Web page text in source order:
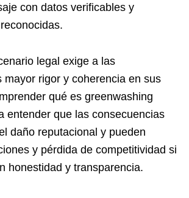
con datos verificables y
legal exige a las
mayor rigor y coherencia en sus
qué es greenwashing
entender que las consecuencias
daño reputacional y pueden
y pérdida de competitividad si
honestidad y transparencia.